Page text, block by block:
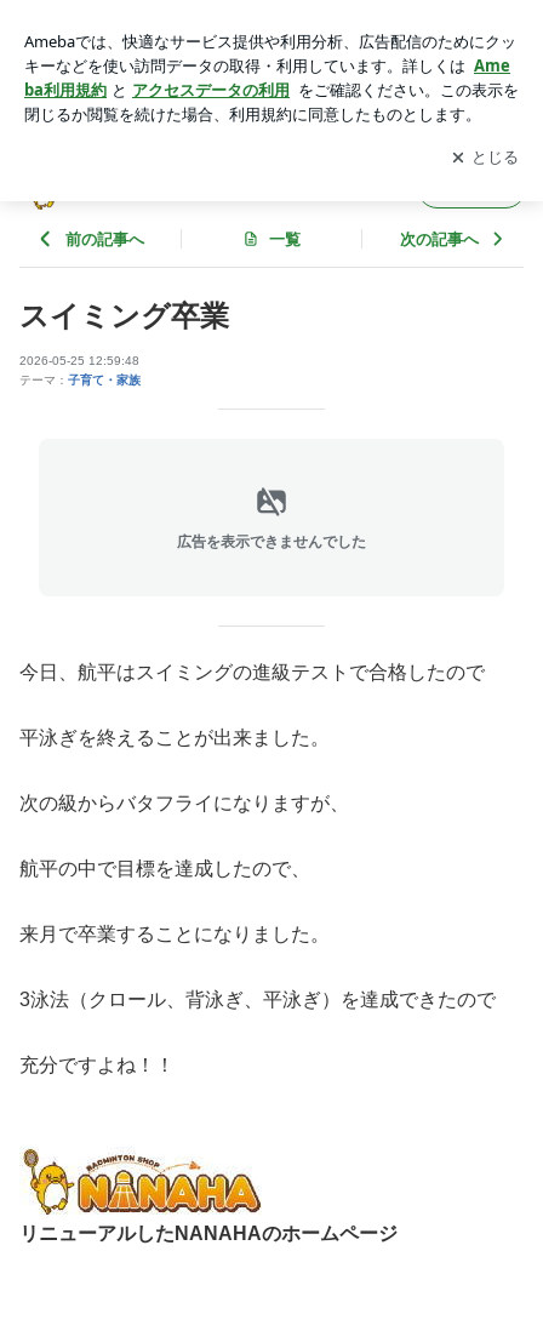
アプリをダウンロードして ブログの更新通知
を受け取りまし
ょう。
開く
前の記事へ 一覧 次の記事へ
スイミング卒業
2026-05-25 12:59:48
テーマ： 子育て・家族
広告を表示できませんでした
今日、航平はスイミングの進級テストで合格したので
平泳ぎを終えることが出来ました。
次の級からバタフライになりますが、
航平の中で目標を達成したので、
来月で卒業することになりました。
3泳法（クロール、背泳ぎ、平泳ぎ）を達成できたので
充分ですよね！！
リニューアルしたNANAHAのホームページ